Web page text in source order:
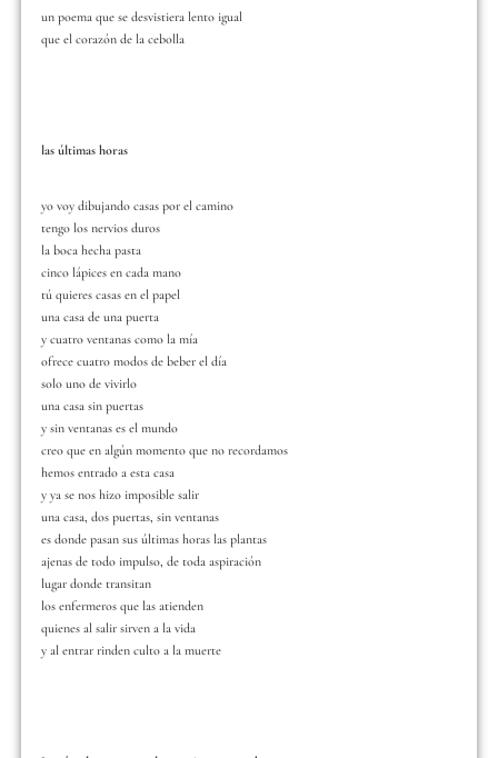
un poema que se desvistiera lento igual
que el corazón de la cebolla
las últimas horas
yo voy dibujando casas por el camino
tengo los nervios duros
la boca hecha pasta
cinco lápices en cada mano
tú quieres casas en el papel
una casa de una puerta
y cuatro ventanas como la mía
ofrece cuatro modos de beber el día
solo uno de vivirlo
una casa sin puertas
y sin ventanas es el mundo
creo que en algún momento que no recordamos
hemos entrado a esta casa
y ya se nos hizo imposible salir
una casa, dos puertas, sin ventanas
es donde pasan sus últimas horas las plantas
ajenas de todo impulso, de toda aspiración
lugar donde transitan
los enfermeros que las atienden
quienes al salir sirven a la vida
y al entrar rinden culto a la muerte